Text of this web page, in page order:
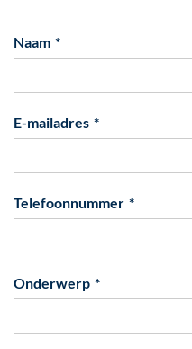
Naam
E-mailadres
Telefoonnummer
Onderwerp